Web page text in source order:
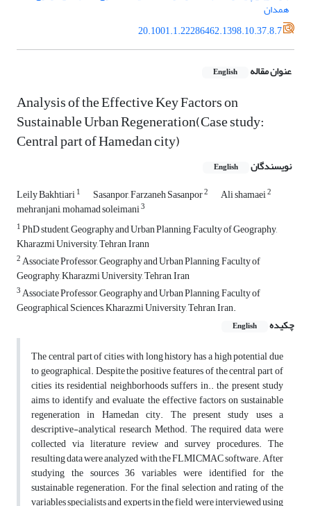
همدان
20.1001.1.22286462.1398.10.37.8.7
عنوان مقاله English
Analysis of the Effective Key Factors on
Sustainable Urban Regeneration(Case study:
Central part of Hamedan city)
نویسندگان English
Leily Bakhtiari1 Sasanpor, Farzaneh Sasanpor2 Ali shamaei2
mehranjani, mohamad soleimani3
1PhD student, Geography and Urban Planning, Faculty of Geography,
Kharazmi University, Tehran, Irann
2Associate Professor, Geography and Urban Planning, Faculty of
Geography, Kharazmi University, Tehran, Iran
3Associate Professor, Geography and Urban Planning, Faculty of
Geographical Sciences, Kharazmi University, Tehran, Iran.
چکیده
English
The central part of cities with long history has a high potential due
to geographical. Despite the positive features of the central part of
cities its residential neighborhoods suffers in.. the present study
aims to identify and evaluate the effective factors on sustainable
regeneration in Hamedan city. The present study uses a
descriptive-analytical research Method. The required data were
collected via literature review and survey procedures. The
resulting data were analyzed with the FLMICMAC software. After
studying the sources 36 variables were identified for the
sustainable regeneration. For the final selection and rating of the